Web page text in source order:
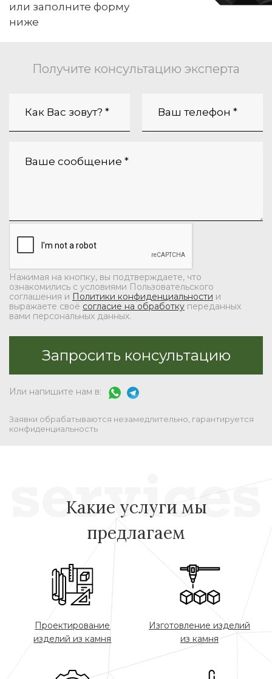
или заполните форму
ниже
Получите консультацию эксперта
Нажимая на кнопку, вы подтверждаете, что
ознакомились с условиями Пользовательского
соглашения и Политики конфиденциальности и
выражаете своё согласие на обработкупереданных
вами персональных данных.
Или напишите нам в:
Заявки обрабатываются незамедлительно, гарантируется
конфиденциальность
Какие услуги мы
предлагаем
Проектирование
изделий из камня
Изготовление изделий
из камня